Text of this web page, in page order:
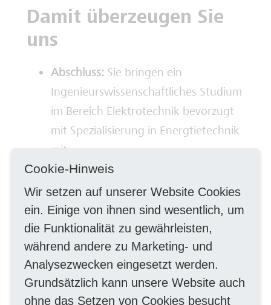
Damit überzeugen Sie
uns
Abschluss: Sie bringen ein
Ingenieurswissenschaftliches Studium
im Bereich Elektrotechnik bevorzugt
mit Spezialisierung in Energtietechnik
mit.
Berufserfahrung:
mindestens 2 Jahre Berufserfahrung
und haben eine Vorstellung von dem
Arbeitsfeld des Netzbetreibers. Es
motiviert Sie uns in unserer
Versorgerrolle zu unterstützen.
Erfahrungen im Umgang mit der
Cookie-Hinweis
Wir setzen auf unserer Website Cookies
ein. Einige von ihnen sind wesentlich, um
die Funktionalität zu gewährleisten,
während andere zu Marketing- und
Analysezwecken eingesetzt werden.
Grundsätzlich kann unsere Website auch
ohne das Setzen von Cookies besucht